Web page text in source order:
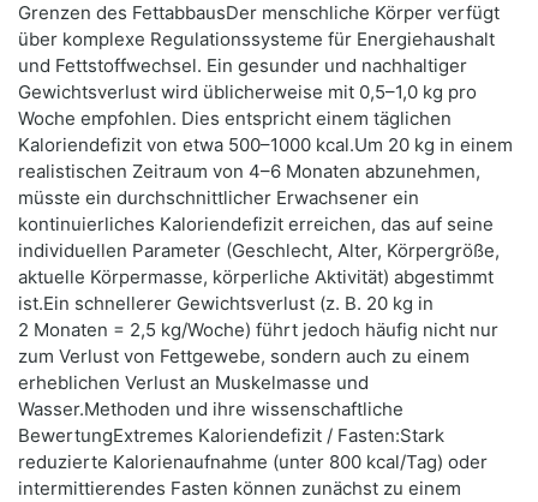
Grenzen des FettabbausDer menschliche Körper verfügt
über komplexe Regulationssysteme für Energiehaushalt
und Fettstoffwechsel. Ein gesunder und nachhaltiger
Gewichtsverlust wird üblicherweise mit 0,5–1,0 kg pro
Woche empfohlen. Dies entspricht einem täglichen
Kaloriendefizit von etwa 500–1000 kcal.Um 20 kg in einem
realistischen Zeitraum von 4–6 Monaten abzunehmen,
müsste ein durchschnittlicher Erwachsener ein
kontinuierliches Kaloriendefizit erreichen, das auf seine
individuellen Parameter (Geschlecht, Alter, Körpergröße,
aktuelle Körpermasse, körperliche Aktivität) abgestimmt
ist.Ein schnellerer Gewichtsverlust (z. B. 20 kg in
2 Monaten = 2,5 kg/Woche) führt jedoch häufig nicht nur
zum Verlust von Fettgewebe, sondern auch zu einem
erheblichen Verlust an Muskelmasse und
Wasser.Methoden und ihre wissenschaftliche
BewertungExtremes Kaloriendefizit / Fasten:Stark
reduzierte Kalorienaufnahme (unter 800 kcal/Tag) oder
intermittierendes Fasten können zunächst zu einem